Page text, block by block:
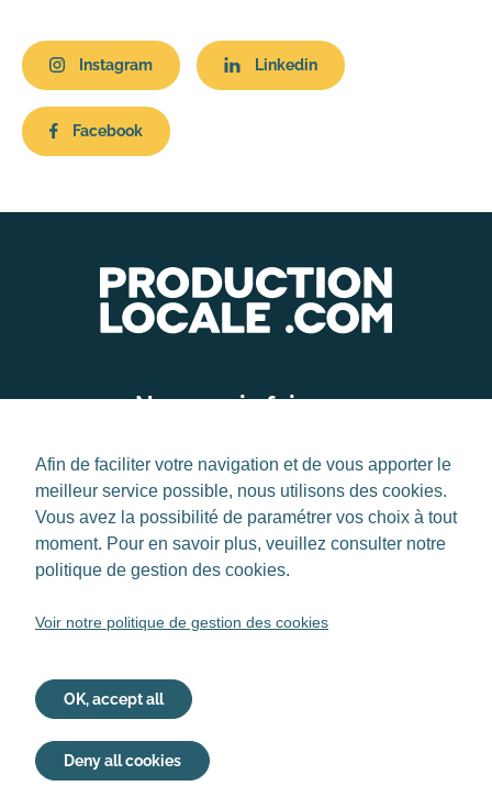
Instagram Linkedin
Facebook
Nos savoir-faire
Artisanat d'art
Agriculture végétale
Agriculture animale
Accueil
Vos producteurs
Notre manifeste
Conditions générales d’utilisation
Politique de gestion des cookies
Paramétrage des cookies
Afin de faciliter votre navigation et de vous apporter le
meilleur service possible, nous utilisons des cookies.
Vous avez la possibilité de paramétrer vos choix à tout
moment. Pour en savoir plus, veuillez consulter notre
politique de gestion des cookies.
OK, accept all
Deny all cookies
Voir notre politique de gestion des cookies